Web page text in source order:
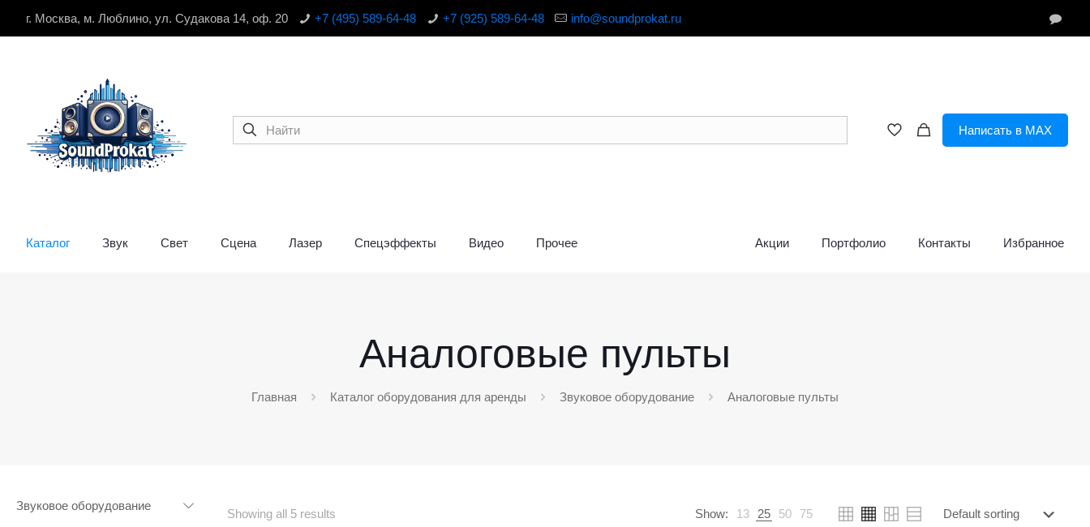
г. Москва, м. Люблино, ул. Судакова 14, оф. 20 +7 (495) 589-64-48 +7 (925) 589-64-48 info@soundprokat.ru
Написать в MAX
Каталог Звук Свет Сцена Лазер Спецэффекты Видео Прочее Акции Портфолио Контакты Избранное
Аналоговые пульты
Главная Каталог оборудования для аренды Звуковое оборудование Аналоговые пульты
Showing all 5 results Show: 13 25 50 75
Звуковое оборудование